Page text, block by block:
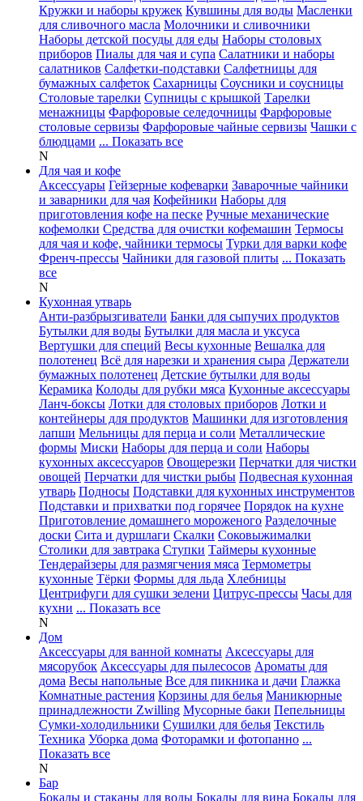
Кружки и наборы кружек Кувшины для воды Масленки
для сливочного масла Молочники и сливочники
Наборы детской посуды для еды Наборы столовых
приборов Пиалы для чая и супа Салатники и наборы
салатников Салфетки-подставки Салфетницы для
бумажных салфеток Сахарницы Соусники и соусницы
Столовые тарелки Супницы с крышкой Тарелки
менажницы Фарфоровые селедочницы Фарфоровые
столовые сервизы Фарфоровые чайные сервизы Чашки с
блюдцами ... Показать все
N
Для чая и кофе
Аксессуары Гейзерные кофеварки Заварочные чайники
и заварники для чая Кофейники Наборы для
приготовления кофе на песке Ручные механические
кофемолки Средства для очистки кофемашин Термосы
для чая и кофе, чайники термосы Турки для варки кофе
Френч-прессы Чайники для газовой плиты ... Показать
все
N
Кухонная утварь
Анти-разбрызгиватели Банки для сыпучих продуктов
Бутылки для воды Бутылки для масла и уксуса
Вертушки для специй Весы кухонные Вешалка для
полотенец Всё для нарезки и хранения сыра Держатели
бумажных полотенец Детские бутылки для воды
Керамика Колоды для рубки мяса Кухонные аксессуары
Ланч-боксы Лотки для столовых приборов Лотки и
контейнеры для продуктов Машинки для изготовления
лапши Мельницы для перца и соли Металлические
формы Миски Наборы для перца и соли Наборы
кухонных аксессуаров Овощерезки Перчатки для чистки
овощей Перчатки для чистки рыбы Подвесная кухонная
утварь Подносы Подставки для кухонных инструментов
Подставки и прихватки под горячее Порядок на кухне
Приготовление домашнего мороженого Разделочные
доски Сита и дуршлаги Скалки Соковыжималки
Столики для завтрака Ступки Таймеры кухонные
Тендерайзеры для размягчения мяса Термометры
кухонные Тёрки Формы для льда Хлебницы
Центрифуги для сушки зелени Цитрус-прессы Часы для
кухни ... Показать все
N
Дом
Аксессуары для ванной комнаты Аксессуары для
мясорубок Аксессуары для пылесосов Ароматы для
дома Весы напольные Все для пикника и дачи Глажка
Комнатные растения Корзины для белья Маникюрные
принадлежности Zwilling Мусорные баки Пепельницы
Сумки-холодильники Сушилки для белья Текстиль
Техника Уборка дома Фоторамки и фотопанно ...
Показать все
N
Бар
Бокалы и стаканы для воды Бокалы для вина Бокалы для